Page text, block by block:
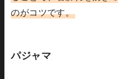
のがコツです。
パジャマ